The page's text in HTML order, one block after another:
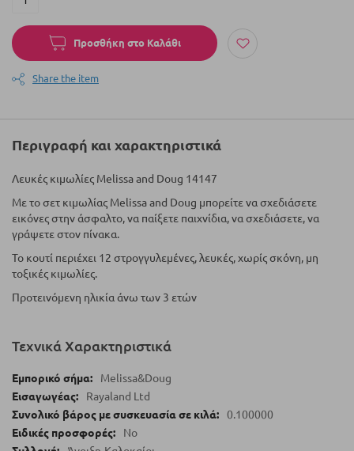
Προσθήκη στο Καλάθι
Share the item
Περιγραφή και χαρακτηριστικά
Λευκές κιμωλίες Melissa and Doug 14147
Με το σετ κιμωλίας Melissa and Doug μπορείτε να σχεδιάσετε
εικόνες στην άσφαλτο, να παίξετε παιχνίδια, να σχεδιάσετε, να
γράψετε στον πίνακα.
Το κουτί περιέχει 12 στρογγυλεμένες, λευκές, χωρίς σκόνη, μη
τοξικές κιμωλίες.
Προτεινόμενη ηλικία άνω των 3 ετών
Τεχνικά Χαρακτηριστικά
Melissa&Doug
Rayaland Ltd
0.100000
No